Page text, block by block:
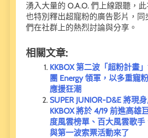
湧入大量的 O.A.O. 們上線跟聽，
也特別釋出超寵粉的廣告影片，同
們在社群上的熱烈討論與分享。
相關文章:
KKBOX 第二波「超粉計畫」
團 Energy 領軍，以多重寵
應援狂潮
SUPER JUNIOR-D&E 將現
KKBOX 將於 4/19 前進高雄
度風雲榜單、百大風雲歌手
與第一波索票活動來了